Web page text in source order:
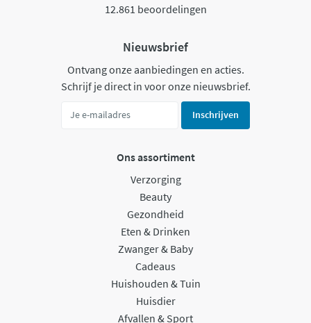
12.861 beoordelingen
Nieuwsbrief
Ontvang onze aanbiedingen en acties.
Schrijf je direct in voor onze nieuwsbrief.
Inschrijven
Ons assortiment
Verzorging
Beauty
Gezondheid
Eten & Drinken
Zwanger & Baby
Cadeaus
Huishouden & Tuin
Huisdier
Afvallen & Sport